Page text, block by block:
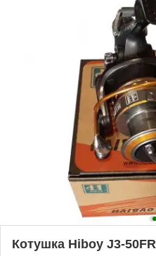
Котушка Hiboy J3-